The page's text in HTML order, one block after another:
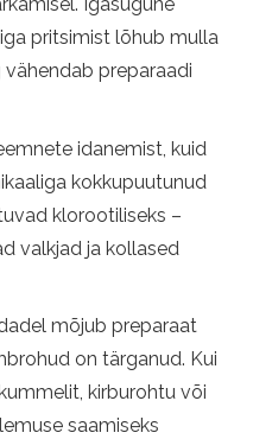
pritsimist lõhub mulla
preparaadi
idanemist, kuid
kokkupuutunud
klorootiliseks –
valkjad ja kollased
mõjub preparaat
on tärganud. Kui
kirburohtu või
saamiseks